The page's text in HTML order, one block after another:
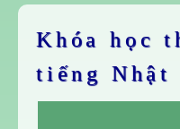
Khóa học
tiếng Nhật